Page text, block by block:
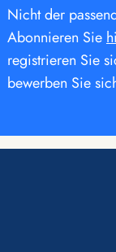
Nicht der
Abonnieren Sie
registrieren Sie
bewerben Sie